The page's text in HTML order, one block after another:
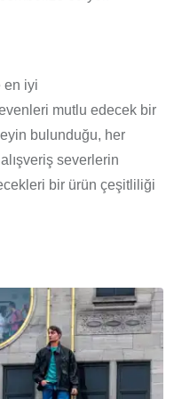
en iyi
mutlu edecek bir
bulunduğu, her
severlerin
bir ürün çeşitliliği